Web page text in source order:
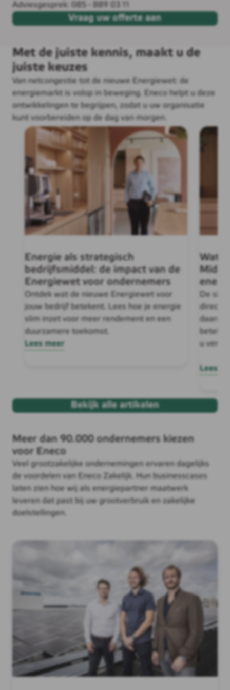
Adviesgesprek: 085 - 889 03 11
Vraag uw offerte aan
Met de juiste kennis, maakt u de
juiste keuzes
Van netcongestie tot de nieuwe Energiewet: de
energiemarkt is volop in beweging. Eneco helpt u deze
ontwikkelingen te begrijpen, zodat u uw organisatie
kunt voorbereiden op de dag van morgen.
Energie als strategisch
bedrijfsmiddel: de impact van de
Energiewet voor ondernemers
Ontdek wat de nieuwe Energiewet voor
jouw bedrijf betekent. Lees hoe je energie
slim inzet voor meer rendement en een
duurzamere toekomst.
Lees meer
Wat
De
directe
u
Lees
Bekijk alle artikelen
Meer dan 90.000 ondernemers kiezen
voor Eneco
Veel grootzakelijke ondernemingen ervaren dagelijks
de voordelen van Eneco Zakelijk. Hun businesscases
laten zien hoe wij als energiepartner maatwerk
leveren dat past bij uw grootverbruik en zakelijke
doelstellingen.